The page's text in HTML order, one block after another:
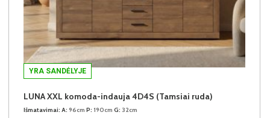
YRA SANDĖLYJE
LUNA XXL komoda-indauja 4D4S (Tamsiai ruda)
Išmatavimai: A: 96cm P: 190cm G: 32cm